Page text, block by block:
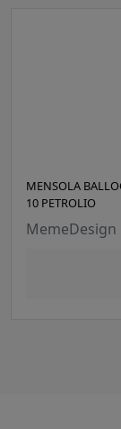
MENSOLA
10 PETROLIO
MemeDesign